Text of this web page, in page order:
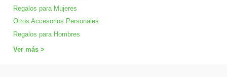
Regalos para Mujeres
Otros Accesorios Personales
Regalos para Hombres
Ver más >